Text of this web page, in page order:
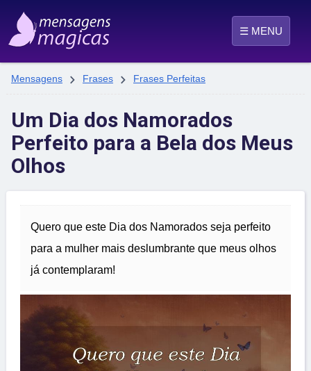
☰ MENU
Mensagens  Frases  Frases Perfeitas
Um Dia dos Namorados
Perfeito para a Bela dos Meus
Olhos
Quero que este Dia dos Namorados seja perfeito
para a mulher mais deslumbrante que meus olhos
já contemplaram!